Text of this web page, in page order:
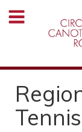
Salta